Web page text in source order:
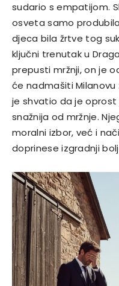
sudario s empatijom.
osveta samo
djeca bila žrtve tog
ključni trenutak u
prepusti mržnji, on je
će nadmašiti
je shvatio da je
snažnija od mržnje.
moralni izbor, već i
doprinese izgradnji